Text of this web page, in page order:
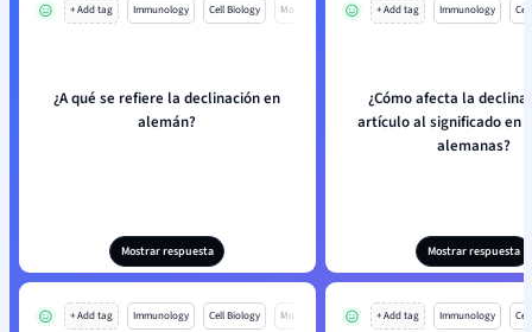
+ Add tag Immunology Cell Biology Mo
¿A qué se refiere la declinación en
alemán?
Mostrar respuesta
+ Add tag Immunology
¿Cómo afecta la
artículo al significado en
alemanas?
Mostrar respuesta
+ Add tag Immunology Cell Biology Mo + Add tag Immunology